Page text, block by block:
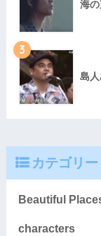
海の
3
島
カテゴリー
Beautiful
characters